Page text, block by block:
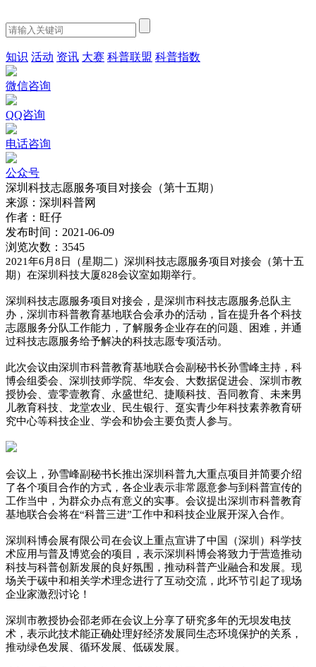
知识 活动 资讯 大赛 科普联盟 科普指数
微信咨询
QQ咨询
电话咨询
公众号
深圳科技志愿服务项目对接会（第十五期）
来源： 深圳科普网
作者： 旺仔
发布时间： 2021-06-09
浏览次数： 3545
2021年6月8日（星期二）深圳科技志愿服务项目对接会（第十五
期）在深圳科技大厦828会议室如期举行。
深圳科技志愿服务项目对接会，是深圳市科技志愿服务总队主
办，深圳市科普教育基地联合会承办的活动，旨在提升各个科技
志愿服务分队工作能力，了解服务企业存在的问题、困难，并通
过科技志愿服务给予解决的科技志愿专项活动。
此次会议由深圳市科普教育基地联合会副秘书长孙雪峰主持，科
博会组委会、深圳技师学院、华友会、大数据促进会、深圳市教
授协会、壹零壹教育、永盛世纪、捷顺科技、吾同教育、未来男
儿教育科技、龙堂农业、民生银行、趸实青少年科技素养教育研
究中心等科技企业、学会和协会主要负责人参与。
会议上，孙雪峰副秘书长推出深圳科普九大重点项目并简要介绍
了各个项目合作的方式，各企业表示非常愿意参与到科普宣传的
工作当中，为群众办点有意义的实事。会议提出深圳市科普教育
基地联合会将在“科普三进”工作中和科技企业展开深入合作。
深圳科博会展有限公司在会议上重点宣讲了中国（深圳）科学技
术应用与普及博览会的项目，表示深圳科博会将致力于营造推动
科技与科普创新发展的良好氛围，推动科普产业融合和发展。现
场关于碳中和相关学术理念进行了互动交流，此环节引起了现场
企业家激烈讨论！
深圳市教授协会邵老师在会议上分享了研究多年的无坝发电技
术，表示此技术能正确处理好经济发展同生态环境保护的关系，
推动绿色发展、循环发展、低碳发展。